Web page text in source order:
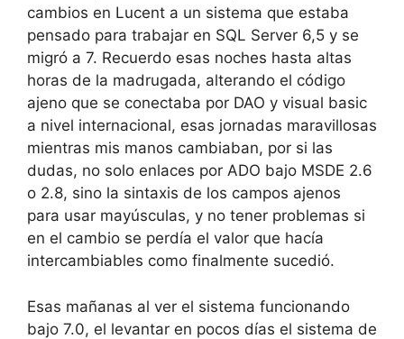
cambios en Lucent a un sistema que estaba
pensado para trabajar en SQL Server 6,5 y se
migró a 7. Recuerdo esas noches hasta altas
horas de la madrugada, alterando el código
ajeno que se conectaba por DAO y visual basic
a nivel internacional, esas jornadas maravillosas
mientras mis manos cambiaban, por si las
dudas, no solo enlaces por ADO bajo MSDE 2.6
o 2.8, sino la sintaxis de los campos ajenos
para usar mayúsculas, y no tener problemas si
en el cambio se perdía el valor que hacía
intercambiables como finalmente sucedió.
Esas mañanas al ver el sistema funcionando
bajo 7.0, el levantar en pocos días el sistema de